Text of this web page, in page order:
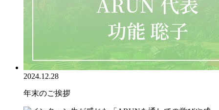
2024.12.28
年末のご挨拶